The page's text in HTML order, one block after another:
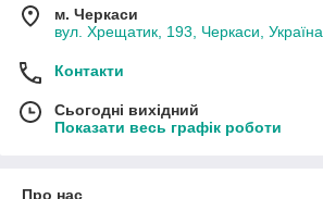
м. Черкаси
вул. Хрещатик, 193, Черкаси, Україна
Контакти
Сьогодні вихідний
Показати весь графік роботи
Про нас